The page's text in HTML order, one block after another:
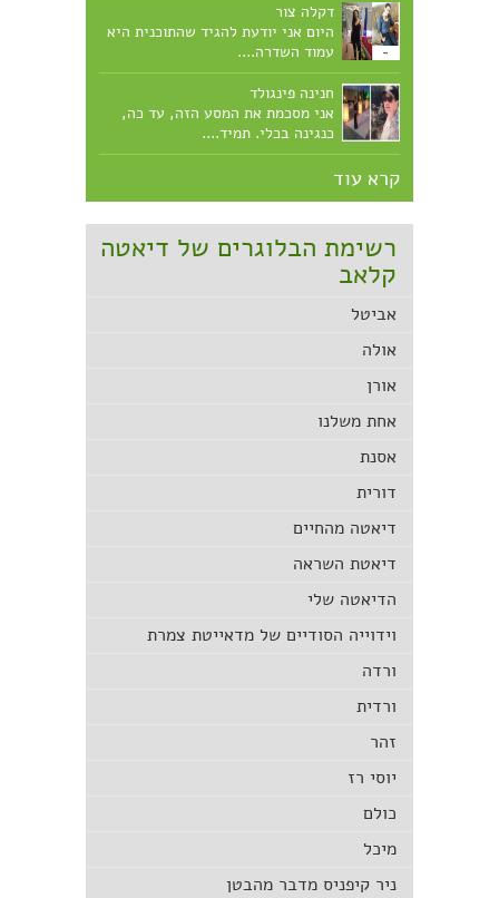
דקלה צור
היום אני יודעת להגיד שהתוכנית היא
עמוד השדרה....
חנינה פינגולד
אני מסכמת את המסע הזה, עד כה,
כנגינה בכלי. תמיד....
קרא עוד
רשימת הבלוגרים של דיאטה
קלאב
אביטל
אולה
אורן
אחת משלנו
אסנת
דורית
דיאטה מהחיים
דיאטת השראה
הדיאטה שלי
וידוייה הסודיים של מדאייטת צמרת
ורדה
ורדית
זהר
יוסי רז
כולם
מיכל
ניר קיפניס מדבר מהבטן